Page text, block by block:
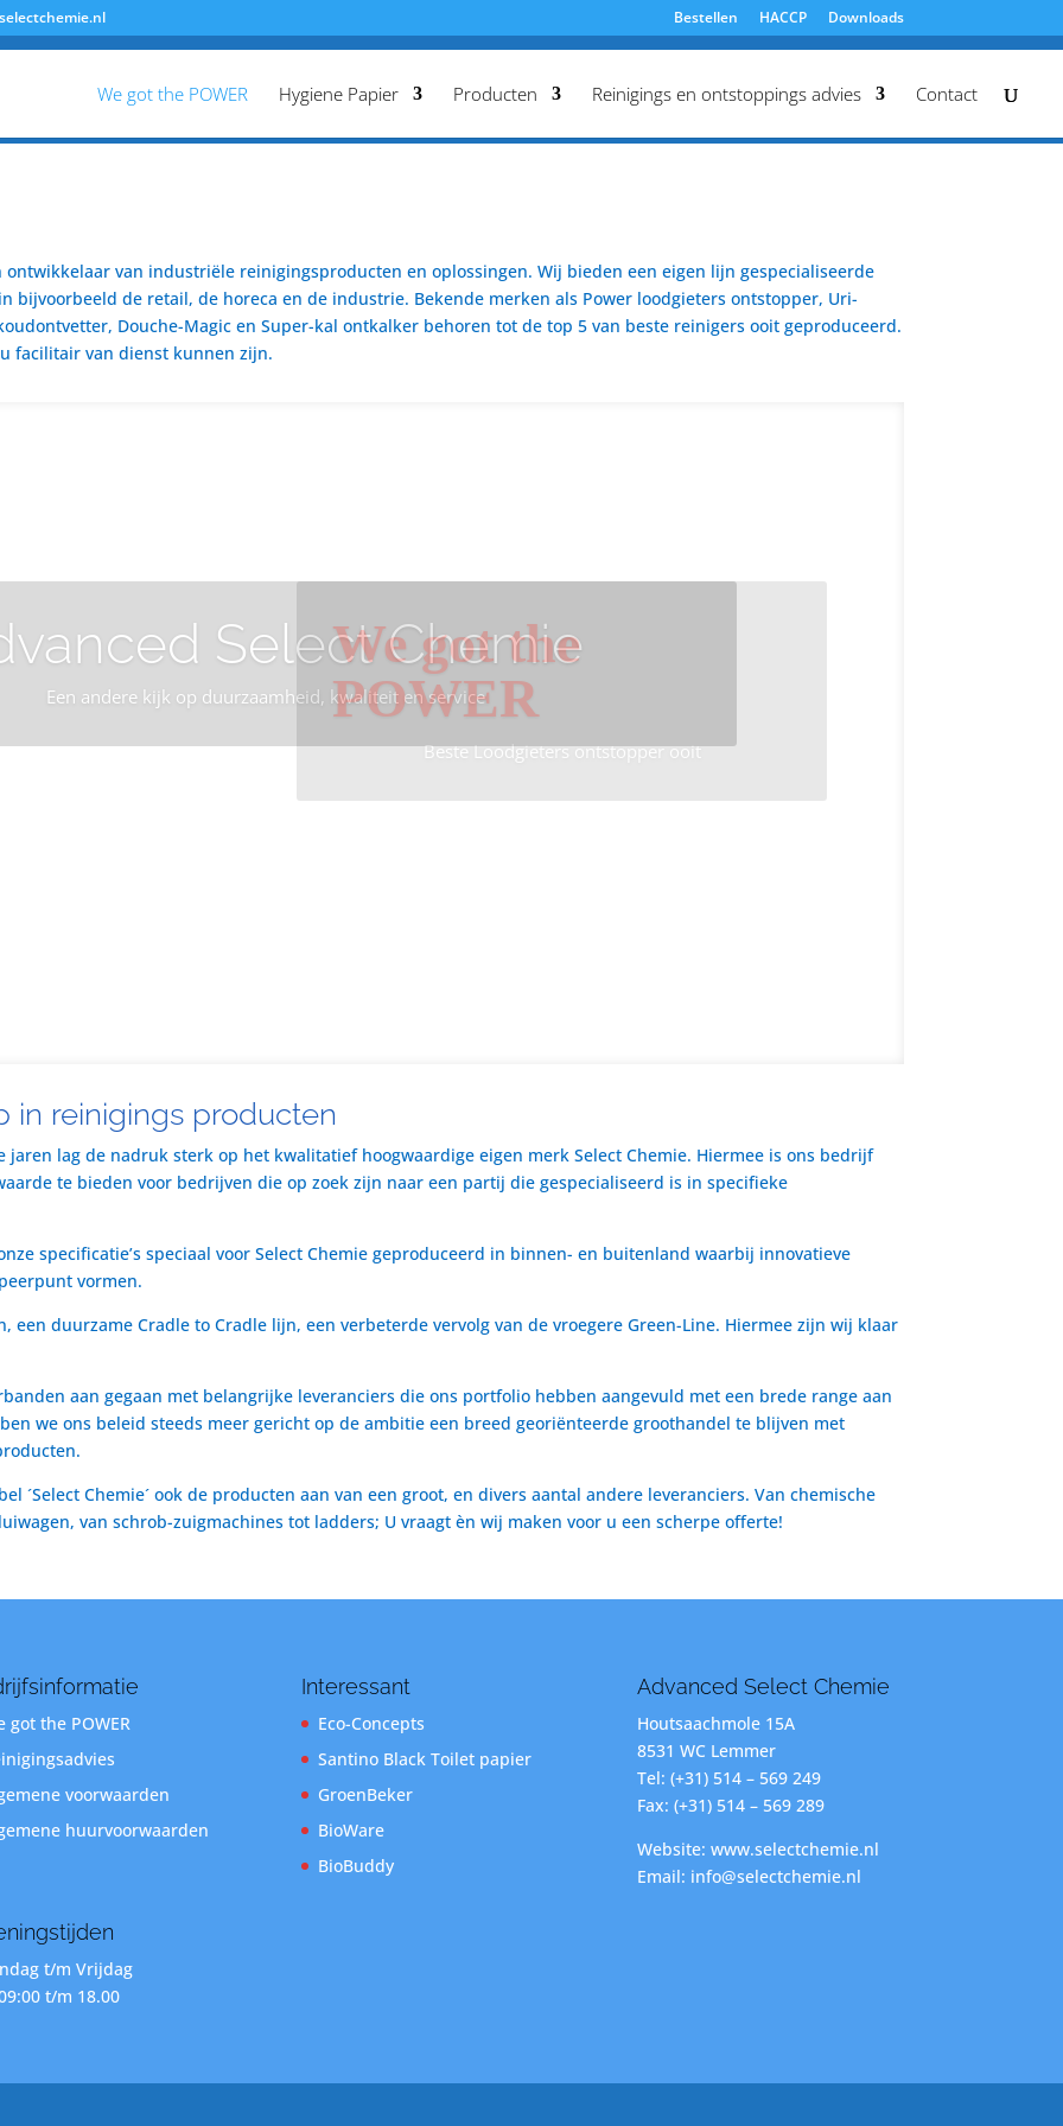
Bestellen HACCP Downloads
We got the POWER Hygiene Papier Producten Reinigings en ontstoppings advies Contact
ontwikkelaar van industriële reinigingsproducten en oplossingen. Wij bieden een eigen lijn gespecialiseerde
bijvoorbeeld de retail, de horeca en de industrie. Bekende merken als Power loodgieters ontstopper, Uri-
Douche-Magic en Super-kal ontkalker behoren tot de top 5 van beste reinigers ooit geproduceerd.
facilitair van dienst kunnen zijn.
Select Chemie
Een andere kijk op duurzaamheid, kwaliteit en service
We got the
POWER
Beste Loodgieters ontstopper ooit
in reinigings producten
jaren lag de nadruk sterk op het kwalitatief hoogwaardige eigen merk Select Chemie. Hiermee is ons bedrijf
te bieden voor bedrijven die op zoek zijn naar een partij die gespecialiseerd is in specifieke
specificatie’s speciaal voor Select Chemie geproduceerd in binnen- en buitenland waarbij innovatieve
vormen.
een duurzame Cradle to Cradle lijn, een verbeterde vervolg van de vroegere Green-Line. Hiermee zijn wij klaar
aan gegaan met belangrijke leveranciers die ons portfolio hebben aangevuld met een brede range aan
we ons beleid steeds meer gericht op de ambitie een breed georiënteerde groothandel te blijven met
´Select Chemie´ ook de producten aan van een groot, en divers aantal andere leveranciers. Van chemische
van schrob-zuigmachines tot ladders; U vraagt èn wij maken voor u een scherpe offerte!
got the POWER
voorwaarden
huurvoorwaarden
t/m Vrijdag
t/m 18.00
Interessant
Eco-Concepts
Santino Black Toilet papier
GroenBeker
BioWare
BioBuddy
Advanced Select Chemie
Houtsaachmole 15A
8531 WC Lemmer
Tel: (+31) 514 – 569 249
Fax: (+31) 514 – 569 289
Website: www.selectchemie.nl
Email: info@selectchemie.nl